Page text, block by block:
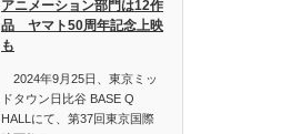
アニメーション部門は12作
品 ヤマト50周年記念上映
も
2024年9月25日、東京ミッ
ドタウン日比谷 BASE Q
HALLにて、第37回東京国際